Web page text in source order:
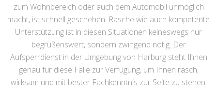
zum Wohnbereich oder auch dem Automobil unmöglich
macht, ist schnell geschehen. Rasche wie auch kompetente
Unterstützung ist in diesen Situationen keineswegs nur
begrüßenswert, sondern zwingend nötig. Der
Aufsperrdienst in der Umgebung von Harburg steht Ihnen
genau für diese Fälle zur Verfügung, um Ihnen rasch,
wirksam und mit bester Fachkenntnis zur Seite zu stehen.